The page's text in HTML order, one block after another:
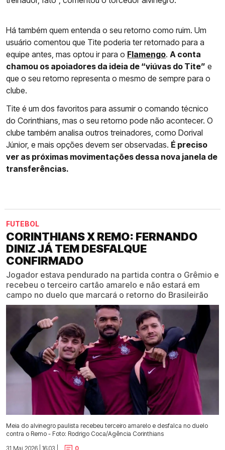
Há também quem entenda o seu retorno como ruim. Um
usuário comentou que Tite poderia ter retornado para a
equipe antes, mas optou ir para o Flamengo. A conta
chamou os apoiadores da ideia de “viúvas do Tite” e
que o seu retorno representa o mesmo de sempre para o
clube.
Tite é um dos favoritos para assumir o comando técnico
do Corinthians, mas o seu retorno pode não acontecer. O
clube também analisa outros treinadores, como Dorival
Júnior, e mais opções devem ser observadas. É preciso
ver as próximas movimentações dessa nova janela de
transferências.
FUTEBOL
CORINTHIANS X REMO: FERNANDO
DINIZ JÁ TEM DESFALQUE
CONFIRMADO
Jogador estava pendurado na partida contra o Grêmio e
recebeu o terceiro cartão amarelo e não estará em
campo no duelo que marcará o retorno do Brasileirão
Meia do alvinegro paulista recebeu terceiro amarelo e desfalca no duelo
contra o Remo - Foto: Rodrigo Coca/Agência Corinthians
31 Mai 2026 | 16:03 |
0